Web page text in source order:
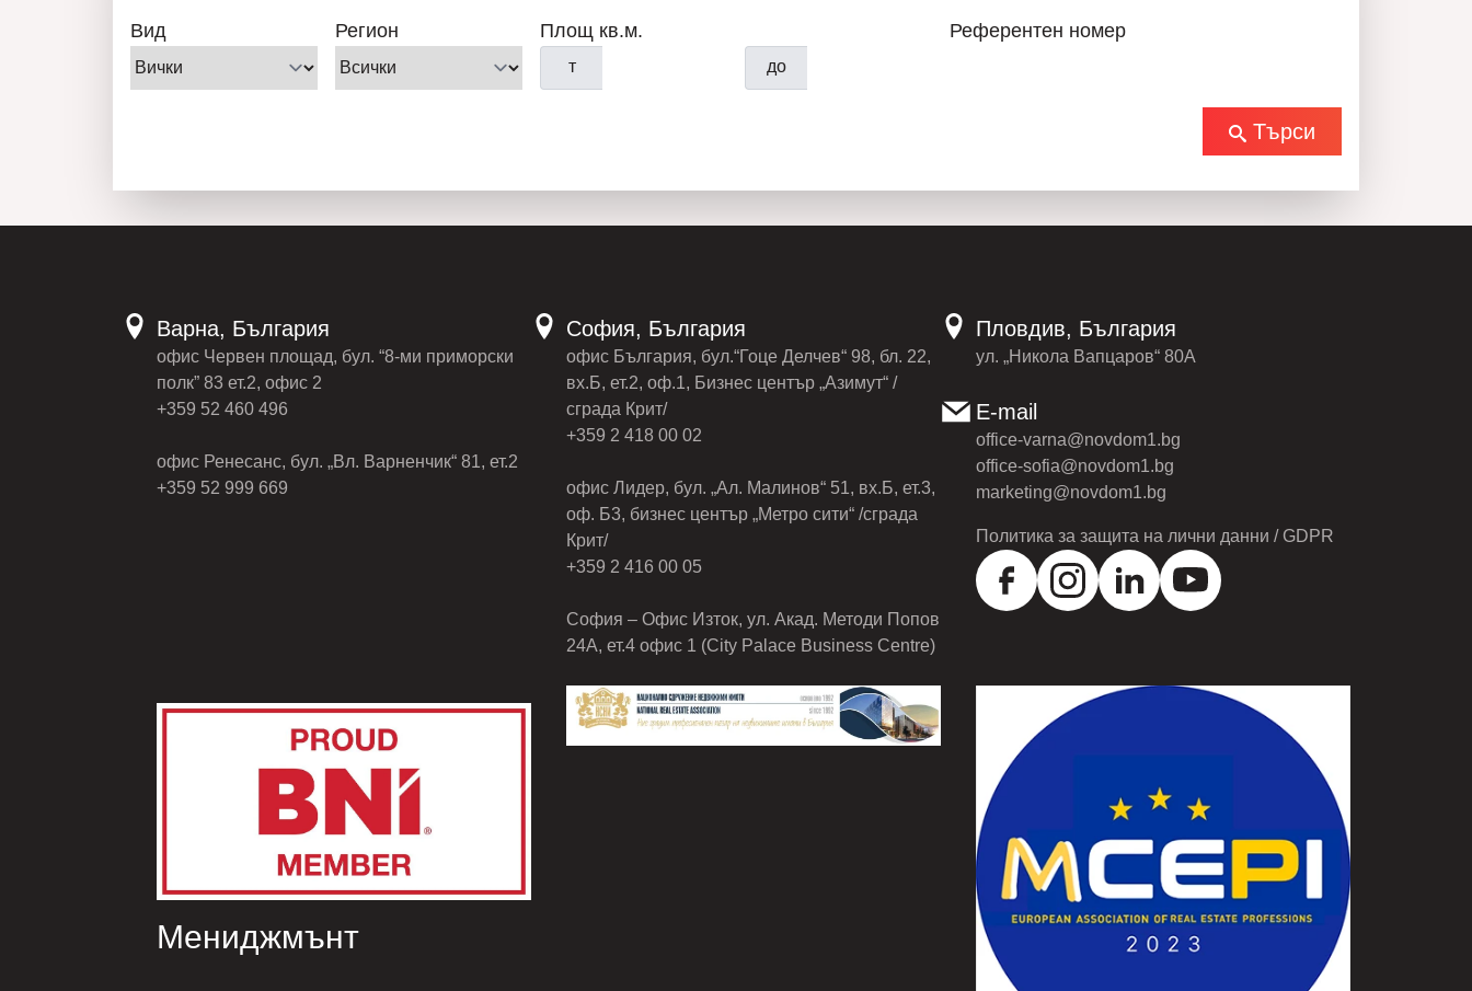
Вид Регион Площ кв.м.
т до
Референтен номер
Търси
Варна, България
офис Червен площад, бул. “8-ми приморски
полк” 83 ет.2, офис 2
+359 52 460 496
офис Ренесанс, бул. „Вл. Варненчик“ 81, ет.2
+359 52 999 669
София, България
офис България, бул.“Гоце Делчев“ 98, бл. 22,
вх.Б, ет.2, оф.1, Бизнес център „Азимут“ /
сграда Крит/
+359 2 418 00 02
офис Лидер, бул. „Ал. Малинов“ 51, вх.Б, ет.3,
оф. Б3, бизнес център „Метро сити“ /сграда
Крит/
+359 2 416 00 05
София – Офис Изток, ул. Акад. Методи Попов
24А, ет.4 офис 1 (City Palace Business Centre)
Пловдив, България
ул. „Никола Вапцаров“ 80А
E-mail
office-varna@novdom1.bg
office-sofia@novdom1.bg
marketing@novdom1.bg
Политика за защита на лични данни / GDPR
Мениджмънт